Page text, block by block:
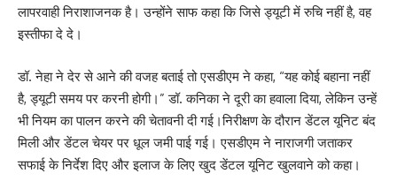
लापरवाही निराशाजनक है। उन्होंने साफ कहा कि जिसे ड्यूटी में रुचि नहीं है, वह
इस्तीफा दे दे।
डॉ. नेहा ने देर से आने की वजह बताई तो एसडीएम ने कहा, “यह कोई बहाना नहीं
है, ड्यूटी समय पर करनी होगी।” डॉ. कनिका ने दूरी का हवाला दिया, लेकिन उन्हें
भी नियम का पालन करने की चेतावनी दी गई।निरीक्षण के दौरान डेंटल यूनिट बंद
मिली और डेंटल चेयर पर धूल जमी पाई गई। एसडीएम ने नाराजगी जताकर
सफाई के निर्देश दिए और इलाज के लिए खुद डेंटल यूनिट खुलवाने को कहा।